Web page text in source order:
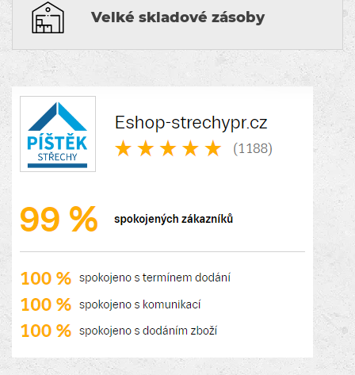
Velké skladové zásoby